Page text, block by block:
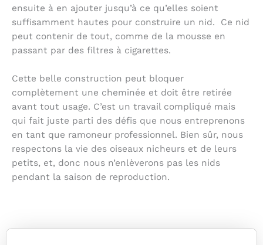
ensuite à en ajouter jusqu’à ce qu’elles soient
suffisamment hautes pour construire un nid. Ce nid
peut contenir de tout, comme de la mousse en
passant par des filtres à cigarettes.
Cette belle construction peut bloquer
complètement une cheminée et doit être retirée
avant tout usage. C’est un travail compliqué mais
qui fait juste parti des défis que nous entreprenons
en tant que ramoneur professionnel. Bien sûr, nous
respectons la vie des oiseaux nicheurs et de leurs
petits, et, donc nous n’enlèverons pas les nids
pendant la saison de reproduction.